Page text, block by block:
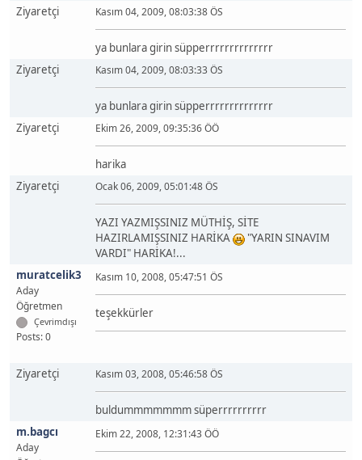
Ziyaretçi Kasım 04, 2009, 08:03:38 ÖS
ya bunlara girin süpperrrrrrrrrrrrrr
Ziyaretçi
Kasım 04, 2009, 08:03:33 ÖS
ya bunlara girin süpperrrrrrrrrrrrrr
Ziyaretçi
Ekim 26, 2009, 09:35:36 ÖÖ
harika
Ziyaretçi
Ocak 06, 2009, 05:01:48 ÖS
YAZI YAZMIŞSINIZ MÜTHİŞ, SİTE
HAZIRLAMIŞSINIZ HARİKA
"YARIN SINAVIM
VARDI" HARİKA!...
muratcelik3
Aday
Öğretmen
Çevrimdışı
Posts: 0
Kasım 10, 2008, 05:47:51 ÖS
teşekkürler
Ziyaretçi Kasım 03, 2008, 05:46:58 ÖS
buldummmmmmm süperrrrrrrrrr
m.bagcı
Aday
Ekim 22, 2008, 12:31:43 ÖÖ